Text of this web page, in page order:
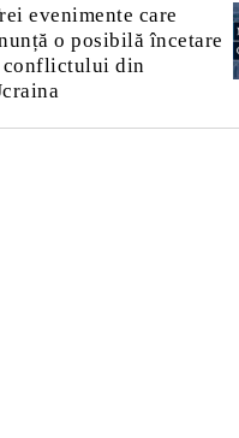
evenimente care
o posibilă încetare
conflictului din